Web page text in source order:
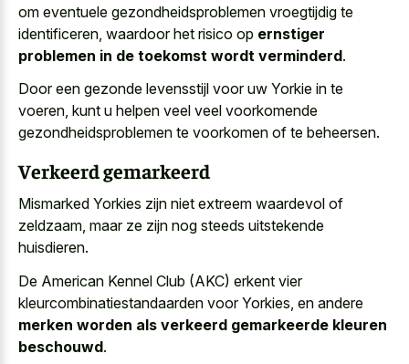
om eventuele gezondheidsproblemen vroegtijdig te
identificeren, waardoor het risico op ernstiger
problemen in de toekomst wordt verminderd.
Door een gezonde levensstijl voor uw Yorkie in te
voeren, kunt u helpen veel veel voorkomende
gezondheidsproblemen te voorkomen of te beheersen.
Verkeerd gemarkeerd
Mismarked Yorkies zijn niet extreem waardevol of
zeldzaam, maar ze zijn nog steeds uitstekende
huisdieren.
De American Kennel Club (AKC) erkent vier
kleurcombinatiestandaarden voor Yorkies, en andere
merken worden als verkeerd gemarkeerde kleuren
beschouwd.